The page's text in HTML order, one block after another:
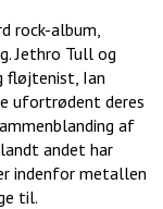
rock-album,
Jethro Tull og
fløjtenist, Ian
ufortrødent deres
af
andet har
indenfor metallen
til.